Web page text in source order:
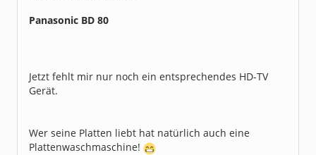
Panasonic BD 80
Jetzt fehlt mir nur noch ein entsprechendes HD-TV
Gerät.
Wer seine Platten liebt hat natürlich auch eine
Plattenwaschmaschine!